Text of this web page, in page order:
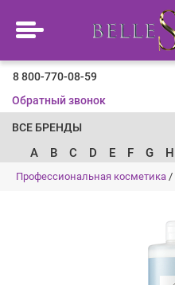
8 800-770-08-59
Обратный звонок
ВСЕ БРЕНДЫ
A B C D E F G H
Профессиональная косметика /